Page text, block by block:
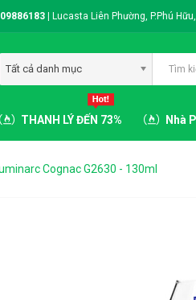
Lucasta Liên Phường, P.Phú
Tất cả danh mục
THANH LÝ ĐẾN 73% Nhà
Cognac G2630 - 130ml